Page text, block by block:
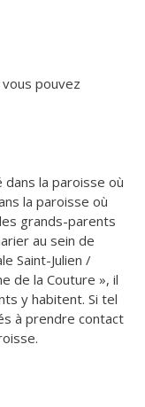
pouvez
la paroisse où
la paroisse où
grands-parents
au sein de
Saint-Julien /
de la Couture », il
y habitent. Si tel
à prendre contact